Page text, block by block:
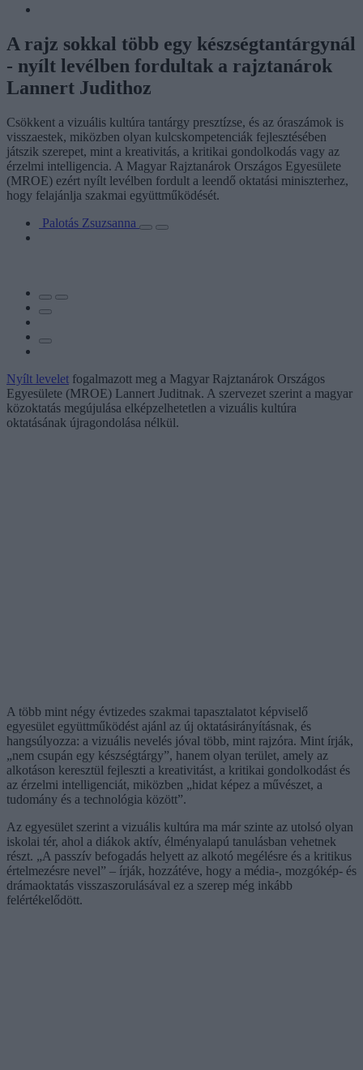
A rajz sokkal több egy készségtantárgynál
- nyílt levélben fordultak a rajztanárok
Lannert Judithoz
Csökkent a vizuális kultúra tantárgy presztízse, és az óraszámok is
visszaestek, miközben olyan kulcskompetenciák fejlesztésében
játszik szerepet, mint a kreativitás, a kritikai gondolkodás vagy az
érzelmi intelligencia. A Magyar Rajztanárok Országos Egyesülete
(MROE) ezért nyílt levélben fordult a leendő oktatási miniszterhez,
hogy felajánlja szakmai együttműködését.
Palotás Zsuzsanna
Nyílt levelet fogalmazott meg a Magyar Rajztanárok Országos
Egyesülete (MROE) Lannert Juditnak. A szervezet szerint a magyar
közoktatás megújulása elképzelhetetlen a vizuális kultúra
oktatásának újragondolása nélkül.
A több mint négy évtizedes szakmai tapasztalatot képviselő
egyesület együttműködést ajánl az új oktatásirányításnak, és
hangsúlyozza: a vizuális nevelés jóval több, mint rajzóra. Mint írják,
„nem csupán egy készségtárgy”, hanem olyan terület, amely az
alkotáson keresztül fejleszti a kreativitást, a kritikai gondolkodást és
az érzelmi intelligenciát, miközben „hidat képez a művészet, a
tudomány és a technológia között”.
Az egyesület szerint a vizuális kultúra ma már szinte az utolsó olyan
iskolai tér, ahol a diákok aktív, élményalapú tanulásban vehetnek
részt. „A passzív befogadás helyett az alkotó megélésre és a kritikus
értelmezésre nevel” – írják, hozzátéve, hogy a média-, mozgókép- és
drámaoktatás visszaszorulásával ez a szerep még inkább
felértékelődött.